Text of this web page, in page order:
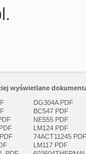
wyświetlane
DG304A PDF
BC547 PDF
NE555 PDF
LM124 PDF
74ACT11245 PDF
LM117 PDF